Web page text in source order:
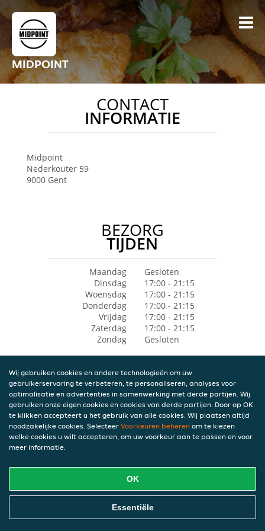
MIDPOINT
CONTACT
INFORMATIE
Midpoint
Nederkouter 59
9000 Gent
BEZORG
TIJDEN
Maandag
Gesloten
Dinsdag
17:00 - 21:15
Woensdag
17:00 - 21:15
Donderdag
17:00 - 21:15
Vrijdag
17:00 - 21:15
Zaterdag
17:00 - 21:15
Zondag
Gesloten
Wij gebruiken cookies en andere technologieën om uw
gebruikerservaring te verbeteren, te personaliseren, analyses voor
optimalisatie en advertenties in samenwerking met derde partijen. Wij
gebruiken onze eigen cookies en cookies van derde partijen. Door op OK
te klikken accepteert u het gebruik van alle cookies. Wij plaatsen altijd
noodzakelijke cookies. Selecteer Voorkeuren beheren om te kiezen
welke cookies u wilt accepteren, om uw voorkeur aan te passen en voor
meer informatie.
OK
Essentiële